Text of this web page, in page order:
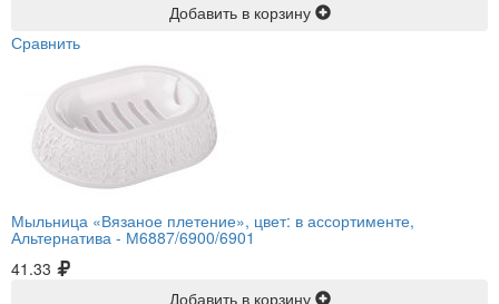
Добавить в корзину
Сравнить
Мыльница «Вязаное плетение», цвет: в ассортименте,
Альтернатива - М6887/6900/6901
41.33
Добавить в корзину